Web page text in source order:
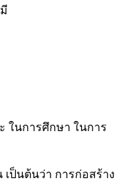
นการศึกษา ในการ
ป็นต้นว่า การก่อสร้าง